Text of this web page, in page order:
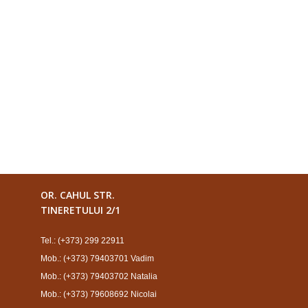
OR. CAHUL STR.
TINERETULUI 2/1
Tel.: (+373) 299 22911
Mob.: (+373) 79403701 Vadim
Mob.: (+373) 79403702 Natalia
Mob.: (+373) 79608692 Nicolai